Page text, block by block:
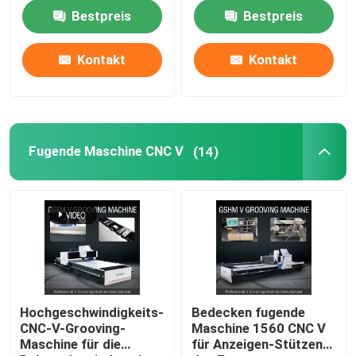
Über uns
Qualitätskontrolle
Fordern Sie ein Zitat
Hochgeschwindigkeitsv, das Maschine fugt
Fugende Maschine CNC V
Automatisches V, das Maschine fugt
Wohnkultur
Bestpreis
Kontakt
Möbel-V
Bestpreis
Kontakt
Fugende Maschine CNC V (14)
Hochgeschwindigkeits-
CNC-V-Grooving-
Maschine für die
Bedecken fugende
Maschine 1560 CNC V
für Anzeigen-Stützen